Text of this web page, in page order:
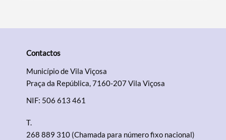
Contactos
Município de Vila Viçosa
Praça da República, 7160-207 Vila Viçosa
NIF: 506 613 461
T.
268 889 310 (Chamada para número fixo nacional)